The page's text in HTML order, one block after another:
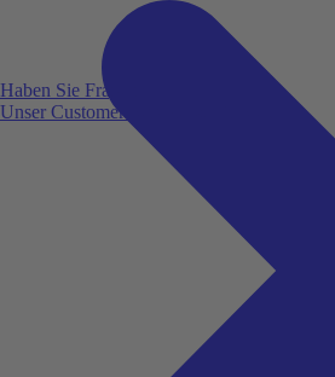
Haben Sie Fragen?
Unser Customer Service ist für Sie da!